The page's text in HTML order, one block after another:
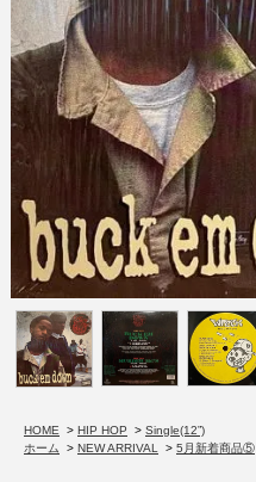
HOME > HIP HOP > Single(12”)
ホーム
> NEW ARRIVAL > 5月新着商品⑤